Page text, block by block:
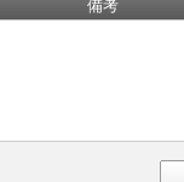
備考